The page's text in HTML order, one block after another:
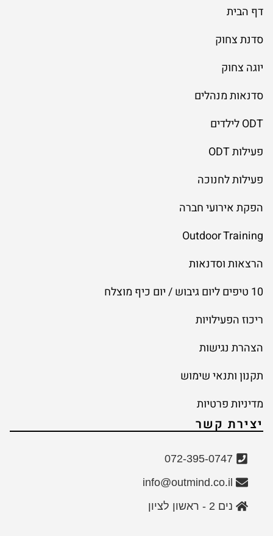
דף הבית
סדנת צחוק
יוגה צחוק
סדנאות מנהלים
ODT לילדים
פעילות ODT
פעילות לחנוכה
הפקת אירועי חברה
Outdoor Training
הרצאות וסדנאות
10 טיפים ליום גיבוש / יום כיף מוצלח
ריכוז הפעילויות
הצהרת נגישות
תקנון ותנאי שימוש
מדיניות פרטיות
יצירת קשר
072-395-0747
info@outmind.co.il
נים 2 - ראשון לציון